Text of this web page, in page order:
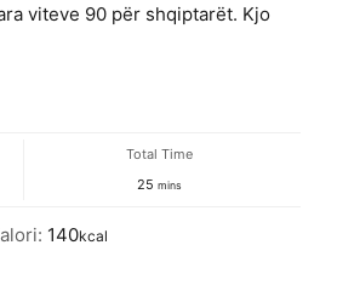
viteve 90 për shqiptarët. Kjo
Total Time
25 minutes
mins
140kcal